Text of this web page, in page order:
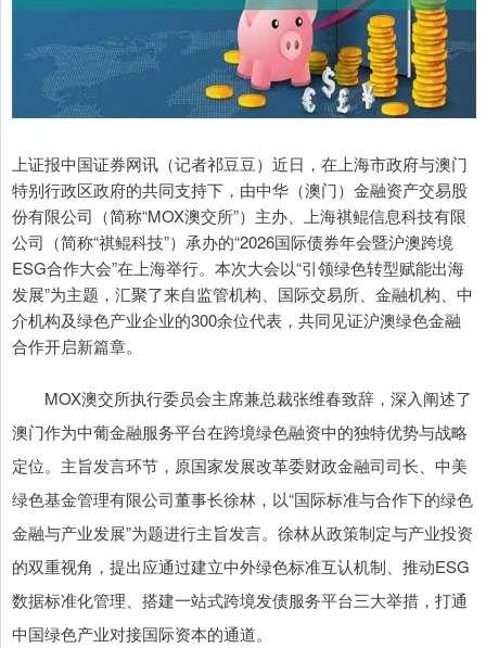
上证报中国证券网讯（记者祁豆豆）近日，在上海市政府与澳门
特别行政区政府的共同支持下，由中华（澳门）金融资产交易股
份有限公司（简称“MOX澳交所”）主办、上海祺鲲信息科技有限
公司（简称“祺鲲科技”）承办的“2026国际债券年会暨沪澳跨境
ESG合作大会”在上海举行。本次大会以“引领绿色转型赋能出海
发展”为主题，汇聚了来自监管机构、国际交易所、金融机构、中
介机构及绿色产业企业的300余位代表，共同见证沪澳绿色金融
合作开启新篇章。
MOX澳交所执行委员会主席兼总裁张维春致辞，深入阐述了
澳门作为中葡金融服务平台在跨境绿色融资中的独特优势与战略
定位。主旨发言环节，原国家发展改革委财政金融司司长、中美
绿色基金管理有限公司董事长徐林，以“国际标准与合作下的绿色
金融与产业发展”为题进行主旨发言。徐林从政策制定与产业投资
的双重视角，提出应通过建立中外绿色标准互认机制、推动ESG
数据标准化管理、搭建一站式跨境发债服务平台三大举措，打通
中国绿色产业对接国际资本的通道。